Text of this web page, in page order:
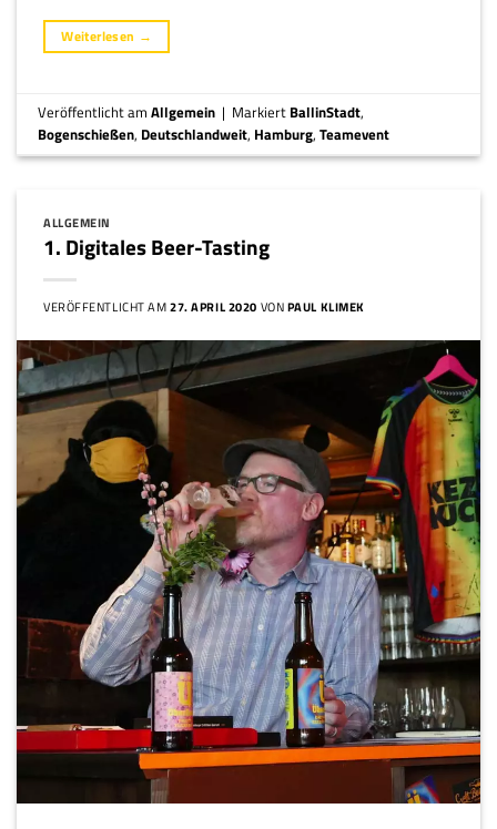
Weiterlesen →
Veröffentlicht amAllgemein | Markiert BallinStadt,
Bogenschießen, Deutschlandweit, Hamburg,Teamevent
ALLGEMEIN
1. Digitales Beer-Tasting
VERÖFFENTLICHT AM27. APRIL 2020 VONPAUL KLIMEK